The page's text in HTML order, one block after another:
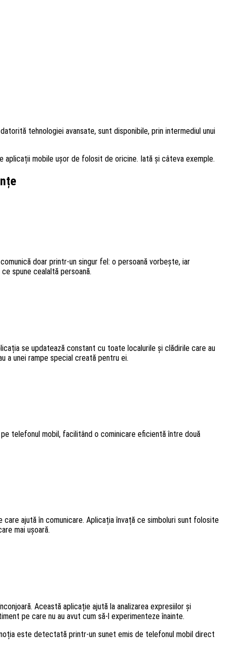
tehnologiei avansate, sunt disponibile, prin intermediul unui
mobile ușor de folosit de oricine. Iată și câteva exemple.
doar printr-un singur fel: o persoană vorbește, iar
spune cealaltă persoană.
se updatează constant cu toate localurile și clădirile care au
a unei rampe special creată pentru ei.
telefonul mobil, facilitând o cominicare eficientă între două
ajută în comunicare. Aplicația învață ce simboluri sunt folosite
mai ușoară.
Această aplicație ajută la analizarea expresiilor și
pe care nu au avut cum să-l experimenteze înainte.
este detectată printr-un sunet emis de telefonul mobil direct